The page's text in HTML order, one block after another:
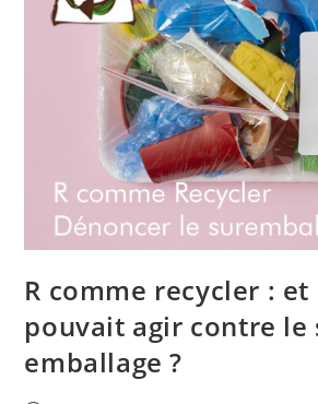
R comme recycler : et
pouvait agir contre le
emballage ?